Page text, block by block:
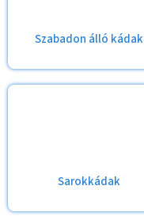
Szabadon álló kádak
Sarokkádak